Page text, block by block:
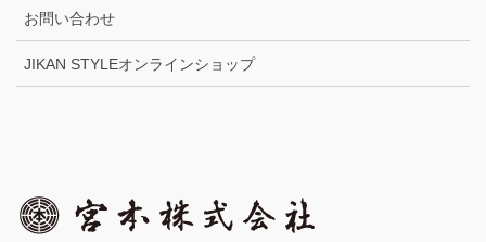
お問い合わせ
JIKAN STYLEオンラインショップ